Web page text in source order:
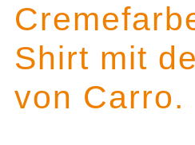
Shirt mit
von Carro.